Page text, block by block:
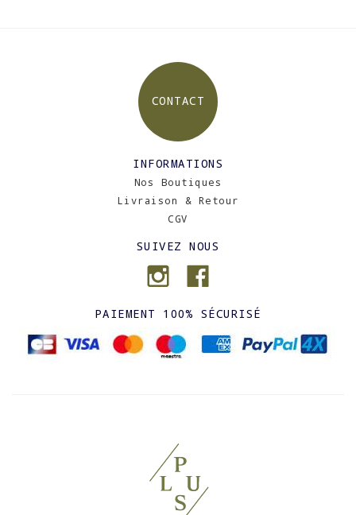
CONTACT
INFORMATIONS
Nos Boutiques
Livraison & Retour
CGV
SUIVEZ NOUS
PAIEMENT 100% SÉCURISÉ